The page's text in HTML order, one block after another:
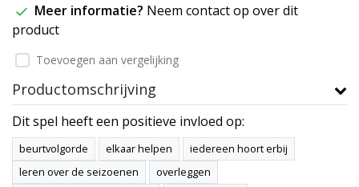
Meer informatie? Neem contact op over dit
product
Toevoegen aan vergelijking
Productomschrijving
Dit spel heeft een positieve invloed op:
beurtvolgorde elkaar helpen
iedereen hoort erbij
leren over de seizoenen
overleggen